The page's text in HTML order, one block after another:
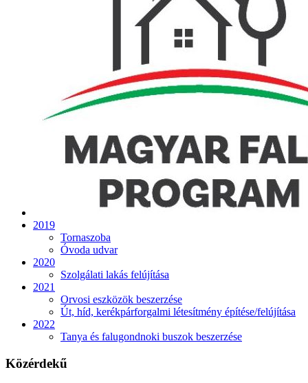
2019
Tornaszoba
Óvoda udvar
2020
Szolgálati lakás felújítása
2021
Orvosi eszközök beszerzése
Út, híd, kerékpárforgalmi létesítmény építése/felújítása
2022
Tanya és falugondnoki buszok beszerzése
Közérdekű